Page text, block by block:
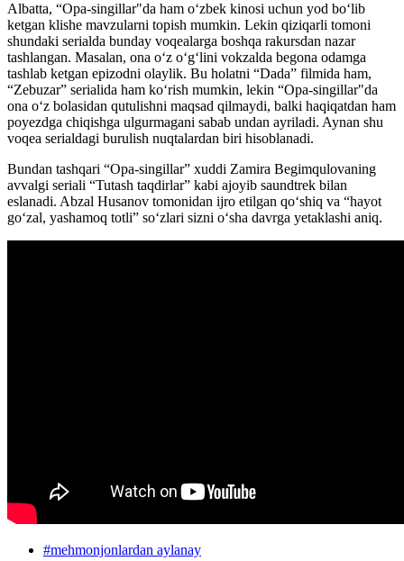
Albatta, “Opa-singillar"da ham oʻzbek kinosi uchun yod boʻlib
ketgan klishe mavzularni topish mumkin. Lekin qiziqarli tomoni
shundaki serialda bunday voqealarga boshqa rakursdan nazar
tashlangan. Masalan, ona oʻz oʻgʻlini vokzalda begona odamga
tashlab ketgan epizodni olaylik. Bu holatni “Dada” filmida ham,
“Zebuzar” serialida ham koʻrish mumkin, lekin “Opa-singillar"da
ona oʻz bolasidan qutulishni maqsad qilmaydi, balki haqiqatdan ham
poyezdga chiqishga ulgurmagani sabab undan ayriladi. Aynan shu
voqea serialdagi burulish nuqtalardan biri hisoblanadi.
Bundan tashqari “Opa-singillar” xuddi Zamira Begimqulovaning
avvalgi seriali “Tutash taqdirlar” kabi ajoyib saundtrek bilan
eslanadi. Abzal Husanov tomonidan ijro etilgan qoʻshiq va “hayot
goʻzal, yashamoq totli” soʻzlari sizni oʻsha davrga yetaklashi aniq.
#mehmonjonlardan aylanay